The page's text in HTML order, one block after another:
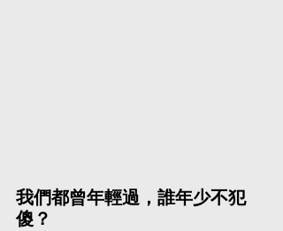
我們都曾年輕過，誰年少不犯
傻？